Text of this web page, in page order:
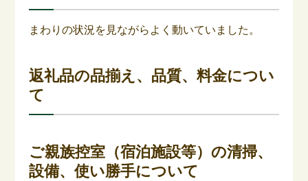
まわりの状況を見ながらよく動いていました。
返礼品の品揃え、品質、料金につい
て
ご親族控室（宿泊施設等）の清掃、
設備、使い勝手について